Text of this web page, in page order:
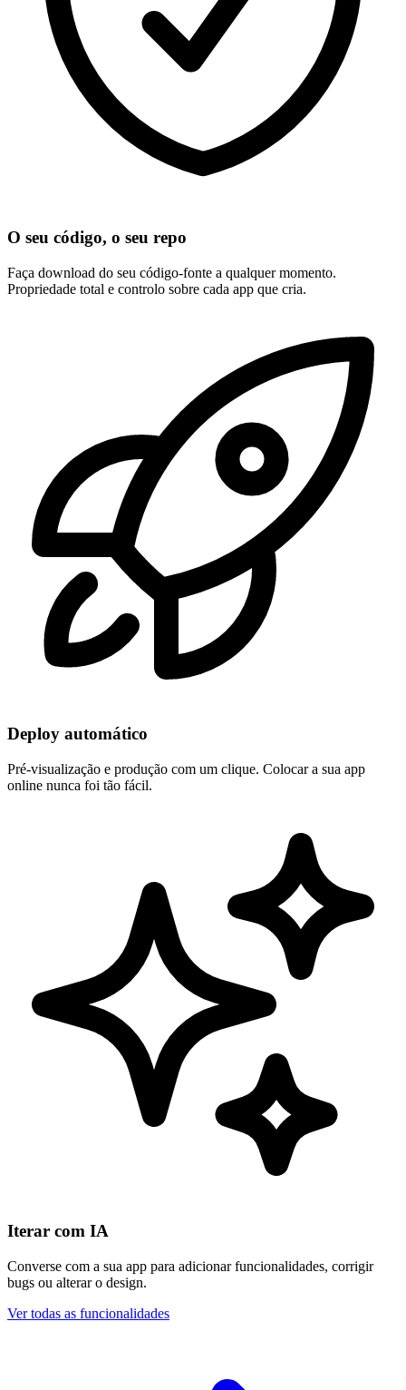
O seu código, o seu repo
Faça download do seu código-fonte a qualquer momento.
Propriedade total e controlo sobre cada app que cria.
Deploy automático
Pré-visualização e produção com um clique. Colocar a sua app
online nunca foi tão fácil.
Iterar com IA
Converse com a sua app para adicionar funcionalidades, corrigir
bugs ou alterar o design.
Ver todas as funcionalidades